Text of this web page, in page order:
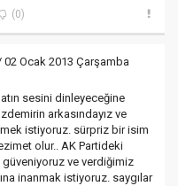
(0)
02 Ocak 2013 Çarşamba
sesini dinleyeceğine
arkasındayız ve
istiyoruz. sürpriz bir isim
olur.. AK Partideki
güveniyoruz ve verdiğimiz
inanmak istiyoruz. saygılar